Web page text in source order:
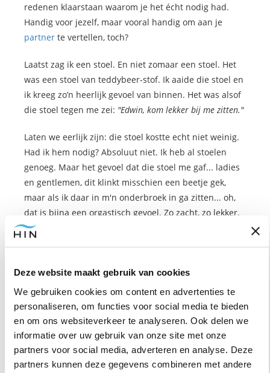
Deze website maakt gebruik van cookies
We gebruiken cookies om content en advertenties te
personaliseren, om functies voor social media te bieden
en om ons websiteverkeer te analyseren. Ook delen we
informatie over uw gebruik van onze site met onze
partners voor social media, adverteren en analyse. Deze
partners kunnen deze gegevens combineren met andere
redenen klaarstaan waarom je het écht nodig had.
Handig voor jezelf, maar vooral handig om aan je
partner te vertellen, toch?
Laatst zag ik een stoel. En niet zomaar een stoel. Het
was een stoel van teddybeer-stof. Ik aaide die stoel en
ik kreeg zo’n heerlijk gevoel van binnen. Het was alsof
die stoel tegen me zei: "Edwin, kom lekker bij me zitten."
Laten we eerlijk zijn: die stoel kostte echt niet weinig.
Had ik hem nodig? Absoluut niet. Ik heb al stoelen
genoeg. Maar het gevoel dat die stoel me gaf... ladies
en gentlemen, dit klinkt misschien een beetje gek,
maar als ik daar in m'n onderbroek in ga zitten... oh,
dat is bijna een orgastisch gevoel. Zo zacht, zo lekker.
Nu had ik tegen mijn partner kunnen zeggen:
voor mijn werkplek en hij past qua esthetiek perfect in het
doen: ze verzinnen een duur verhaal voor een
emotionele impuls.
Gelukkig ken ik mijn partner al 25 jaar. Zij keek me aan
"Koop die stoel nou maar, want je wordt er